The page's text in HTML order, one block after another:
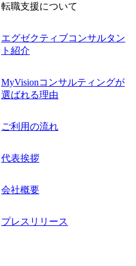
転職支援について
エグゼクティブコンサルタン
ト紹介
MyVisionコンサルティングが
選ばれる理由
ご利用の流れ
代表挨拶
会社概要
プレスリリース